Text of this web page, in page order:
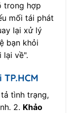
trong hợp
mối tái phát
lại xử lý
bạn khỏi
lại về".
tình trạng,
2. Khảo